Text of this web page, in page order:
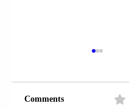
Comments